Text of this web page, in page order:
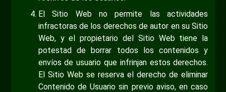
El Sitio Web no permite las actividades
infractoras de los derechos de autor en su Sitio
Web, y el propietario del Sitio Web tiene la
potestad de borrar todos los contenidos y
envíos de usuario que infrinjan estos derechos.
El Sitio Web se reserva el derecho de eliminar
Contenido de Usuario sin previo aviso, en caso